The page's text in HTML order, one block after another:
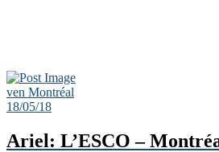
ven Montréal
18/05/18
Ariel: L’ESCO –